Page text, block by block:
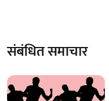
संबंधित समाचार